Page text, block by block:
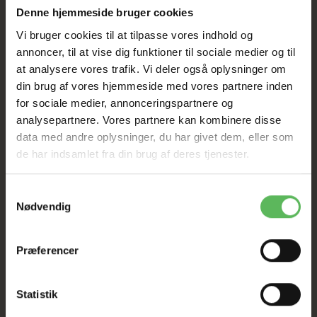
Denne hjemmeside bruger cookies
Vi bruger cookies til at tilpasse vores indhold og
annoncer, til at vise dig funktioner til sociale medier og til
at analysere vores trafik. Vi deler også oplysninger om
din brug af vores hjemmeside med vores partnere inden
for sociale medier, annonceringspartnere og
analysepartnere. Vores partnere kan kombinere disse
data med andre oplysninger, du har givet dem, eller som
de har indsamlet fra din brug af deres tjenester.
Nødvendig
Præferencer
Statistik
ANDRE KØBTE OGSÅ
-12% -12%